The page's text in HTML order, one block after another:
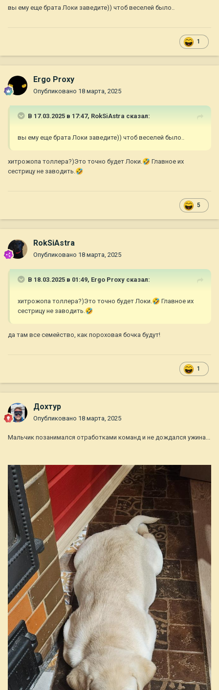
вы ему еще брата Локи заведите)) чтоб веселей было..
1
Ergo Proxy
Опубликовано 18 марта, 2025
В 17.03.2025 в 17:47, RokSiAstra сказал:
вы ему еще брата Локи заведите)) чтоб веселей было..
хитрожопа толлера?)Это точно будет Локи.🤣 Главное их
сестрицу не заводить.🤣
5
RokSiAstra
Опубликовано 18 марта, 2025
В 18.03.2025 в 01:49, Ergo Proxy сказал:
хитрожопа толлера?)Это точно будет Локи.🤣 Главное их
сестрицу не заводить.🤣
да там все семейство, как пороховая бочка будут!
1
Дохтур
Опубликовано 18 марта, 2025
Мальчик позанимался отработками команд и не дождался ужина...